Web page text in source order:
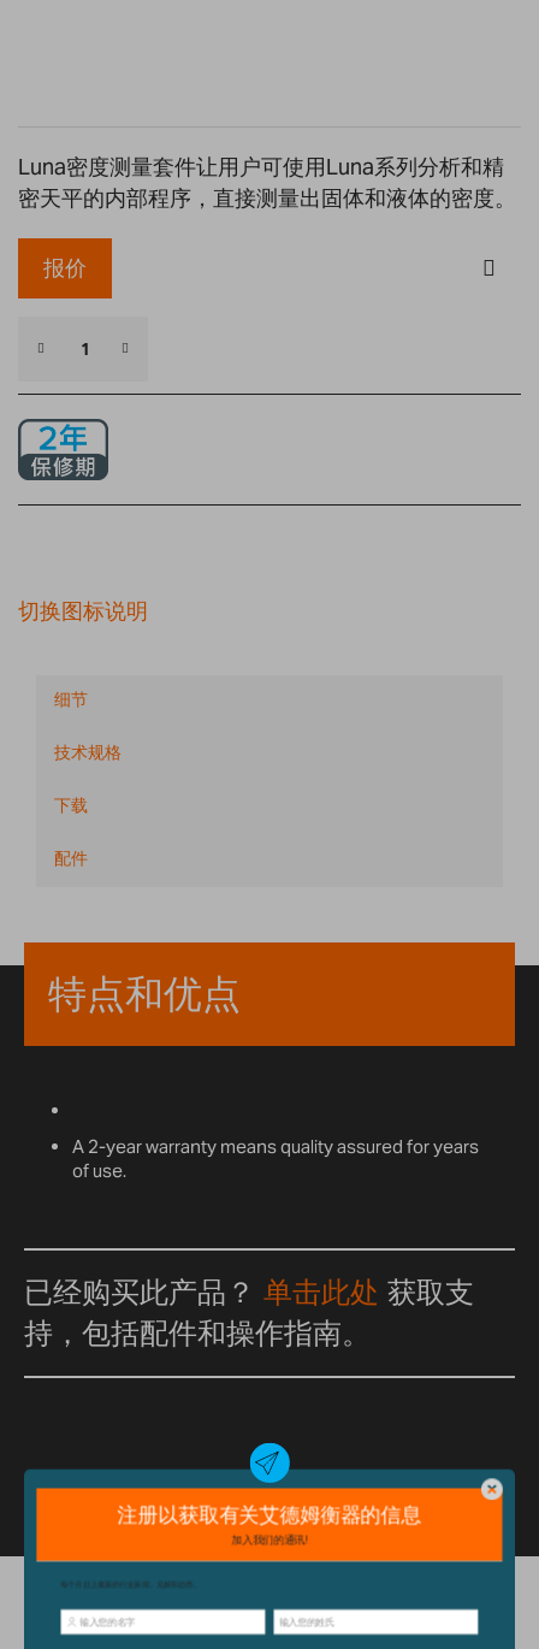
Luna密度测量套件让用户可使用Luna系列分析和精
密天平的内部程序，直接测量出固体和液体的密度。
报价
切换图标说明
细节
技术规格
下载
配件
特点和优点
A 2-year warranty means quality assured for years
of use.
已经购买此产品？ 单击此处 获取支
持，包括配件和操作指南。